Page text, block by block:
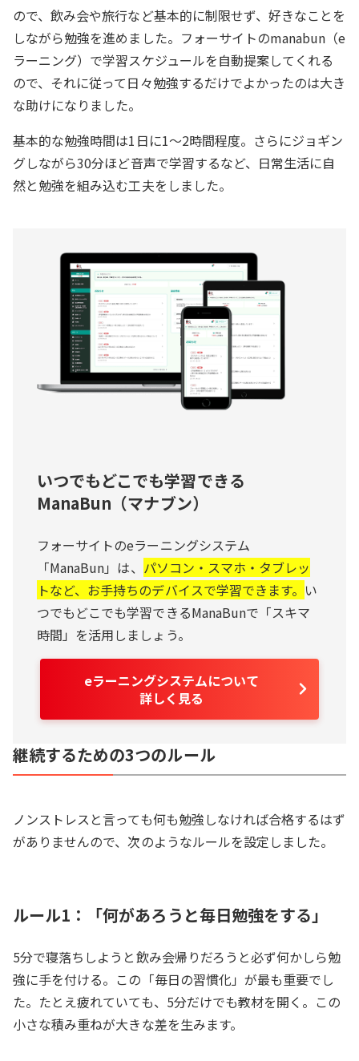
ので、飲み会や旅行など基本的に制限せず、好きなことを
しながら勉強を進めました。フォーサイトのmanabun（e
ラーニング）で学習スケジュールを自動提案してくれる
ので、それに従って日々勉強するだけでよかったのは大き
な助けになりました。
基本的な勉強時間は1日に1～2時間程度。さらにジョギン
グしながら30分ほど音声で学習するなど、日常生活に自
然と勉強を組み込む工夫をしました。
いつでもどこでも学習できる
ManaBun（マナブン）
フォーサイトのeラーニングシステム
「ManaBun」は、 パソコン・スマホ・タブレッ
トなど、お手持ちのデバイスで学習できます。 い
つでもどこでも学習できるManaBunで「スキマ
時間」を活用しましょう。
eラーニングシステムについて
詳しく見る
継続するための3つのルール
ノンストレスと言っても何も勉強しなければ合格するはず
がありませんので、次のようなルールを設定しました。
ルール1：「何があろうと毎日勉強をする」
5分で寝落ちしようと飲み会帰りだろうと必ず何かしら勉
強に手を付ける。この「毎日の習慣化」が最も重要でし
た。たとえ疲れていても、5分だけでも教材を開く。この
小さな積み重ねが大きな差を生みます。